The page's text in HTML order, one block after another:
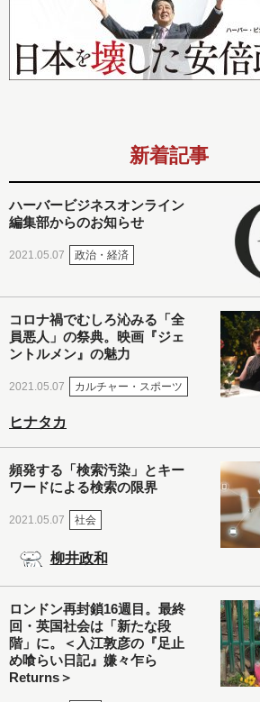
新着記事
ハーバービジネスオンライン
編集部からのお知らせ
2021.05.07 政治・経済
コロナ禍でむしろ沁みる「全
員悪人」の祭典。映画『ジェ
ントルメン』の魅力
2021.05.07 カルチャー・スポーツ
ヒナタカ
頻発する「検索汚染」とキー
ワードによる検索の限界
2021.05.07 社会
柳井政和
ロンドン再封鎖16週目。最終
回・英国社会は「新たな段
階」に。＜入江敦彦の『足止
め喰らい日記』嫌々乍ら
Returns＞